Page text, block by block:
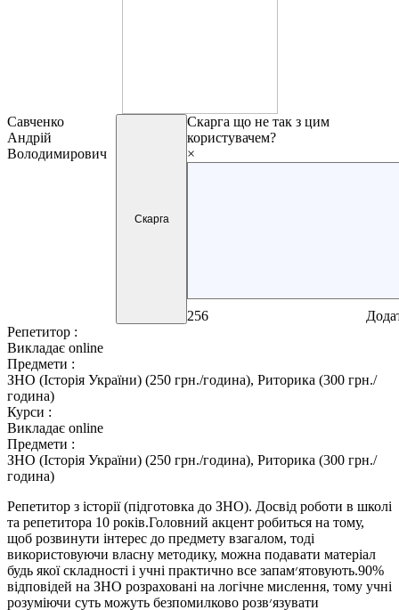
Савченко
Андрій
Володимирович
Скарга
Скарга що не так з цим
користувачем?
×
256
Репетитор :
Викладає online
Предмети :
ЗНО (Історія України) (250 грн./година), Риторика (300 грн./
година)
Курси :
Викладає online
Предмети :
ЗНО (Історія України) (250 грн./година), Риторика (300 грн./
година)
Репетитор з історії (підготовка до ЗНО). Досвід роботи в школі
та репетитора 10 років.Головний акцент робиться на тому,
щоб розвинути інтерес до предмету взагалом, тоді
використовуючи власну методику, можна подавати матеріал
будь якої складності і учні практично все запам‏׳‏‎ятовують.90%
відповідей на ЗНО розраховані на логічне мислення, тому учні
розуміючи суть можуть безпомилково розв‏׳‏‎язувати